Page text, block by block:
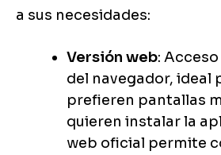
a sus necesidades:
Versión web:
del navegador, ideal
prefieren pantallas
quieren instalar la
web oficial permite